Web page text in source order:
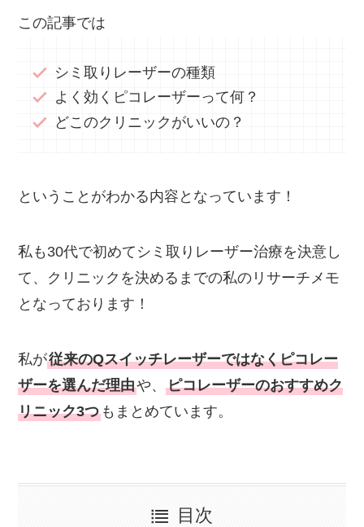
この記事では
シミ取りレーザーの種類
よく効くピコレーザーって何？
どこのクリニックがいいの？
ということがわかる内容となっています！
私も30代で初めてシミ取りレーザー治療を決意し
て、クリニックを決めるまでの私のリサーチメモ
となっております！
私が従来のQスイッチレーザーではなくピコレー
ザーを選んだ理由や、ピコレーザーのおすすめク
リニック3つ もまとめています。
目次